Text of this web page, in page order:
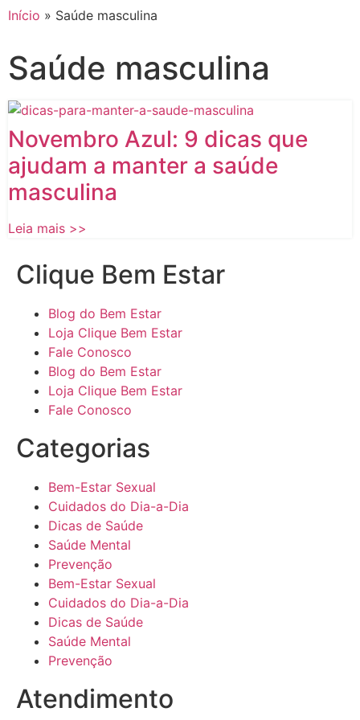
Início » Saúde masculina
Saúde masculina
Novembro Azul: 9 dicas que
ajudam a manter a saúde
masculina
Leia mais >>
Clique Bem Estar
Blog do Bem Estar
Loja Clique Bem Estar
Fale Conosco
Blog do Bem Estar
Loja Clique Bem Estar
Fale Conosco
Categorias
Bem-Estar Sexual
Cuidados do Dia-a-Dia
Dicas de Saúde
Saúde Mental
Prevenção
Bem-Estar Sexual
Cuidados do Dia-a-Dia
Dicas de Saúde
Saúde Mental
Prevenção
Atendimento